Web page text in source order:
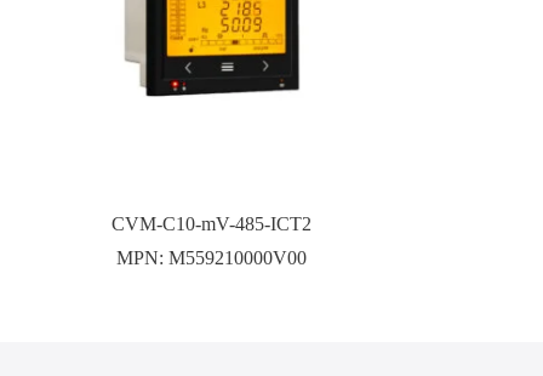
CVM-C10-mV-485-ICT2
MPN:M559210000V00